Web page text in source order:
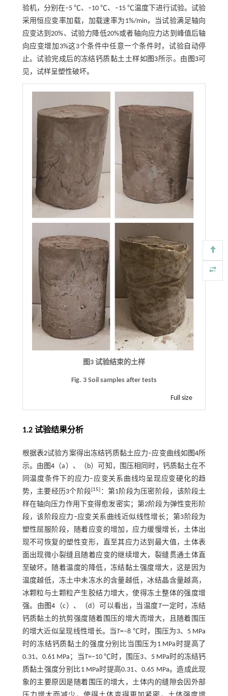
验机，分别在‒5 ℃、‒10 ℃、‒15 ℃温度下进行试验。试验
采用恒应变率加载，加载速率为1%/min，当试验满足轴向
应变达到20%、试验力降低20%或者轴向应力达到峰值后轴
向应变增加3%这3个条件中任意一个条件时，试验自动停
止。试验完成后的冻结钙质黏土土样如 图3所示。由 图3可
见，试样呈塑性破坏。
图3 试验结束的土样
Fig. 3 Soil samples after tests
Full size
1.2 试验结果分析
根据表2试验方案得出冻结钙质黏土应力‒应变曲线如 图4所
示。由 图4 （a）、（b）可知，围压相同时，钙质黏土在不
同温度条件下的应力‒应变关系曲线均呈现应变硬化的趋
势，主要经历3个阶段[15] ：第1阶段为压密阶段，该阶段土
样在轴向压力作用下变得愈发密实；第2阶段为弹性变形阶
段，该阶段应力‒应变关系曲线近似线性增长；第3阶段为
塑性屈服阶段，随着应变的增加，应力缓慢增长，土体出
现不可恢复的塑性变形，直至其应力达到最大值，土体表
面出现微小裂缝且随着应变的继续增大，裂缝贯通土体直
至破坏。随着温度的降低，冻结黏土强度增大，这是因为
温度越低，冻土中未冻水的含量越低，冰结晶含量越高，
冰颗粒与土颗粒产生胶结力增大，使得冻土整体的强度增
强。由 图4 （c）、（d）可以看出，当温度T一定时，冻结
钙质黏土的抗剪强度随着围压的增大而增大，且随着围压
的增大近似呈现线性增长。当T=‒8 ℃时，围压为3、5 MPa
时的冻结钙质黏土的强度分别比当围压为1 MPa时提高了
0.31、0.61 MPa；当T=‒10 ℃时，围压3、5 MPa时的冻结钙
质黏土强度分别比1 MPa时提高0.31、0.65 MPa。造成此现
象的主要原因是随着围压的增大，土体内的缝隙会因外部